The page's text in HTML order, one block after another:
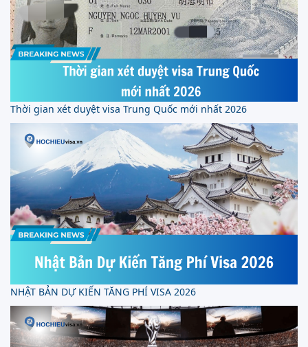
Thời gian xét duyệt visa Trung Quốc mới nhất 2026
NHẬT BẢN DỰ KIẾN TĂNG PHÍ VISA 2026